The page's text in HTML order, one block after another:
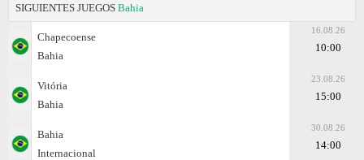
SIGUIENTES JUEGOS Bahia
Chapecoense
Bahia
16.08.26
10:00
Vitória
Bahia
23.08.26
15:00
Bahia
Internacional
30.08.26
14:00